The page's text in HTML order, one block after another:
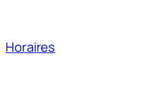
Horaires